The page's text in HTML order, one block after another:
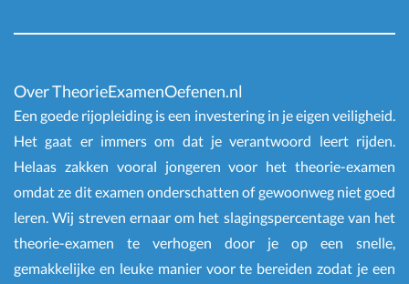
Over TheorieExamenOefenen.nl
Een goede rijopleiding is een investering in je eigen veiligheid.
Het gaat er immers om dat je verantwoord leert rijden.
Helaas zakken vooral jongeren voor het theorie-examen
omdat ze dit examen onderschatten of gewoonweg niet goed
leren. Wij streven ernaar om het slagingspercentage van het
theorie-examen te verhogen door je op een snelle,
gemakkelijke en leuke manier voor te bereiden zodat je een